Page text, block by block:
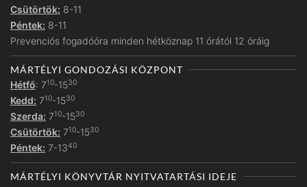
Csütörtök: 8-11
Péntek: 8-11
Prevenciós fogadóóra minden hétköznap 11 órától 12 óráig
MÁRTÉLYI GONDOZÁSI KÖZPONT
Hétfő: 710-1530
Kedd: 710-1530
Szerda: 710-1530
Csütörtök: 710-1530
Péntek: 7-1340
MÁRTÉLYI KÖNYVTÁR NYITVATARTÁSI IDEJE